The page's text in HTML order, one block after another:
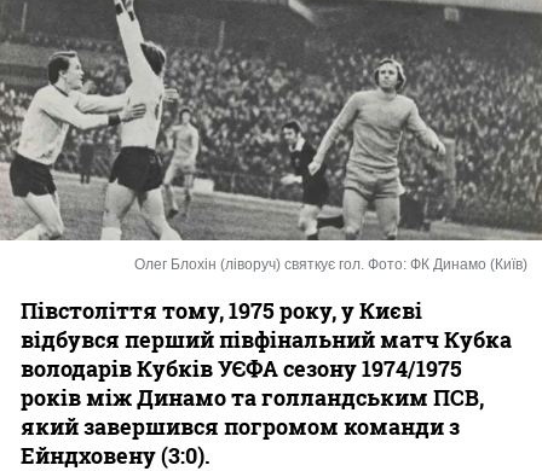
Різне
Букмекери
Казино
Олег Блохін (ліворуч) святкує гол. Фото: ФК Динамо (Київ)
Півстоліття тому, 1975 року, у Києві
відбувся перший півфінальний матч Кубка
володарів Кубків УЄФА сезону 1974/1975
років між Динамо та голландським ПСВ,
який завершився погромом команди з
Ейндховену (3:0).